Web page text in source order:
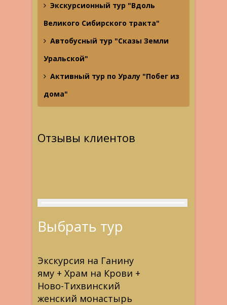
Экскурсионный тур "Вдоль
Великого Сибирского тракта"
Автобусный тур "Сказы Земли
Уральской"
Активный тур по Уралу "Побег из
дома"
Отзывы клиентов
Выбрать тур
Экскурсия на Ганину
яму + Храм на Крови +
Ново-Тихвинский
женский монастырь